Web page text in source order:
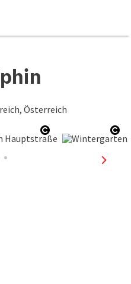
Österreich
Copyright öffnen